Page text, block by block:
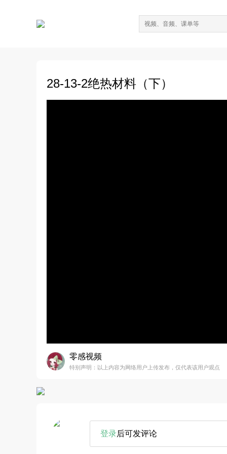
28-13-2绝热材料（下）
零感视频
特别声明：以上内容为网络用户上传发布，仅代表该用户观点
登录后可发评论